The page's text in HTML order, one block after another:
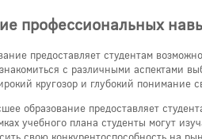
профессиональных
предоставляет студентам
с различными аспектами
кругозор и глубокий понимание
образование предоставляет
учебного плана студенты могут